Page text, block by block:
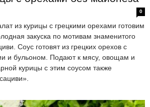
0
из курицы с грецкими орехами готовим
закуска по мотивам знаменитого
Соус готовят из грецких орехов с
и бульоном. Подают к мясу, овощам и
курицы с этим соусом также